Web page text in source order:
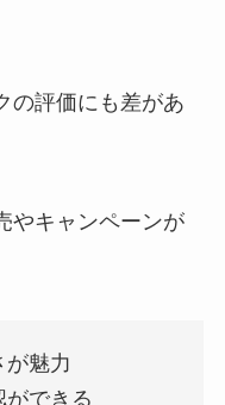
の評価にも差があ
やキャンペーンが
が魅力
できる